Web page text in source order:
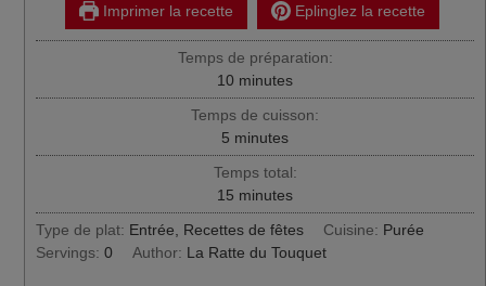
Imprimer la recette Eplinglez la recette
Temps de préparation:
10 minutes
minutes
Temps de cuisson:
5 minutes
minutes
Temps total:
15 minutes
minutes
Type de plat: Entrée, Recettes de fêtes Cuisine: Purée
Servings:0 Author: La Ratte du Touquet